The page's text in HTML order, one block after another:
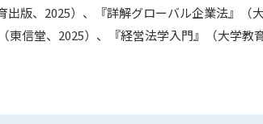
出版、2025）、『詳解グローバル企業法』（大
東信堂、2025）、『経営法学入門』（大学教